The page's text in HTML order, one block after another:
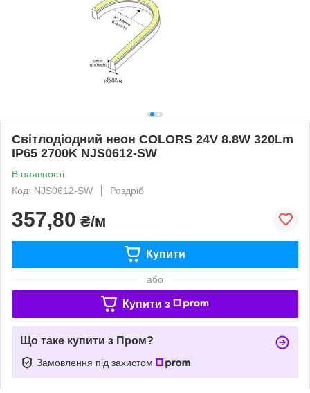
Світлодіодний неон COLORS 24V 8.8W 320Lm
IP65 2700K NJS0612-SW
В наявності
Код: NJS0612-SW
Роздріб
357,80 ₴/м
Купити
або
Купити з
Що таке купити з Пром?
Замовлення під захистом